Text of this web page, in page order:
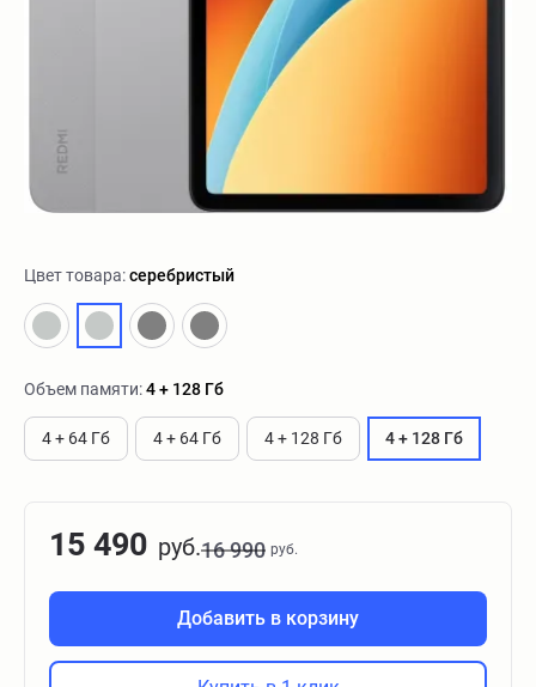
Цвет товара:серебристый
Объем памяти:4 + 128 Гб
4 + 64 Гб 4 + 64 Гб 4 + 128 Гб 4 + 128 Гб
15 490 руб.16 990 руб.
Добавить в корзину